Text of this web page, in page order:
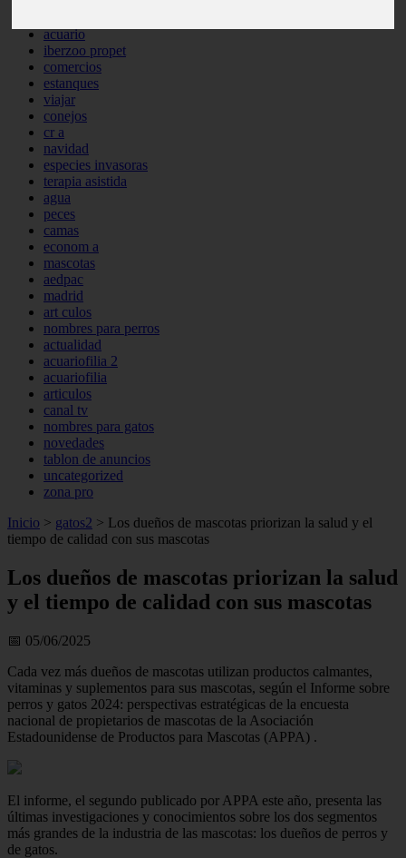
acuario
iberzoo propet
comercios
estanques
viajar
conejos
cr a
navidad
especies invasoras
terapia asistida
agua
peces
camas
econom a
mascotas
aedpac
madrid
art culos
nombres para perros
actualidad
acuariofilia 2
acuariofilia
articulos
canal tv
nombres para gatos
novedades
tablon de anuncios
uncategorized
zona pro
Inicio > gatos2 > Los dueños de mascotas priorizan la salud y el
tiempo de calidad con sus mascotas
Los dueños de mascotas priorizan la salud
y el tiempo de calidad con sus mascotas
📅 05/06/2025
Cada vez más dueños de mascotas utilizan productos calmantes,
vitaminas y suplementos para sus mascotas, según el Informe sobre
perros y gatos 2024: perspectivas estratégicas de la encuesta
nacional de propietarios de mascotas de la Asociación
Estadounidense de Productos para Mascotas (APPA) .
El informe, el segundo publicado por APPA este año, presenta las
últimas investigaciones y conocimientos sobre los dos segmentos
más grandes de la industria de las mascotas: los dueños de perros y
de gatos.